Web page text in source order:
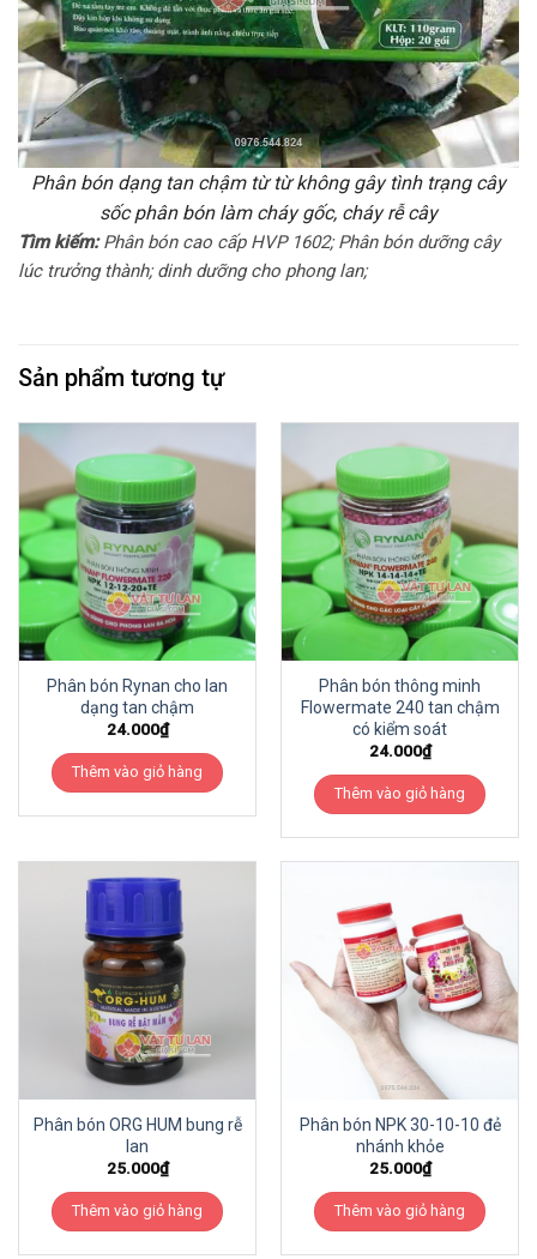
Phân bón dạng tan chậm từ từ không gây tình trạng cây
sốc phân bón làm cháy gốc, cháy rễ cây
Tìm kiếm:Phân bón cao cấp HVP 1602; Phân bón dưỡng cây
lúc trưởng thành; dinh dưỡng cho phong lan;
Sản phẩm tương tự
Phân bón Rynan cho lan
dạng tan chậm
24.000₫
Thêm vào giỏ hàng
Phân bón thông minh
Flowermate 240 tan chậm
có kiểm soát
24.000₫
Thêm vào giỏ hàng
Phân bón ORG HUM bung rễ
lan
25.000₫
Thêm vào giỏ hàng
Phân bón NPK 30-10-10 đẻ
nhánh khỏe
25.000₫
Thêm vào giỏ hàng